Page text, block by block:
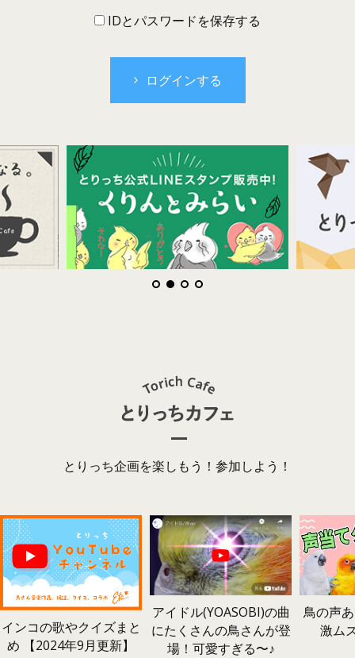
IDとパスワードを保存する
ログインする
とりっち企画を楽しもう！参加しよう！
インコの歌やクイズまと
め 【2024年9月更新】
アイドル(YOASOBI)の曲
にたくさんの鳥さんが登
場！可愛すぎる〜♪
鳥の声
激ム